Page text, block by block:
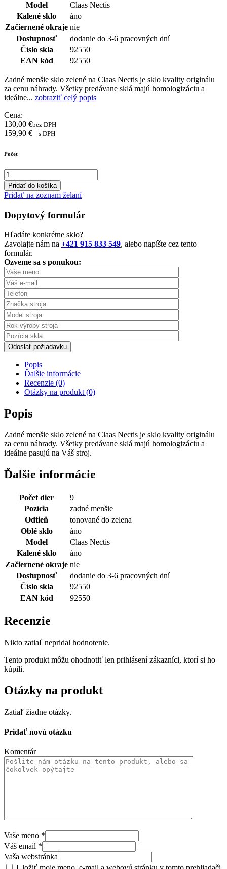
Model
Claas Nectis
Kalené sklo
áno
Začiernené okraje nie
Dostupnosť
dodanie do 3-6 pracovných dní
Číslo skla
92550
EAN kód
92550
Zadné menšie sklo zelené na Claas Nectis je sklo kvality originálu
za cenu náhrady. Všetky predávane sklá majú homologizáciu a
ideálne... zobraziť celý popis
Cena:
130,00 €bez DPH
159,90 € s DPH
Počet
Pridať do košíka
Pridať na zoznam želaní
Dopytový formulár
Hľadáte konkrétne sklo?
Zavolajte nám na +421 915 833 549, alebo napíšte cez tento
formulár.
Ozveme sa s ponukou:
Odoslať požiadavku
Popis
Ďalšie informácie
Recenzie (0)
Otázky na produkt (0)
Popis
Zadné menšie sklo zelené na Claas Nectis je sklo kvality originálu
za cenu náhrady. Všetky predávane sklá majú homologizáciu a
ideálne pasujú na Váš stroj.
Ďalšie informácie
Počet dier
9
Pozícia
zadné menšie
Odtieň
tonované do zelena
Oblé sklo
áno
Model
Claas Nectis
Kalené sklo
áno
Začiernené okraje nie
Dostupnosť
dodanie do 3-6 pracovných dní
Číslo skla
92550
EAN kód
92550
Recenzie
Nikto zatiaľ nepridal hodnotenie.
Tento produkt môžu ohodnotiť len prihlásení zákazníci, ktorí si ho
kúpili.
Otázky na produkt
Zatiaľ žiadne otázky.
Pridať novú otázku
Komentár
Vaše meno *
Váš email *
Vaša webstránka